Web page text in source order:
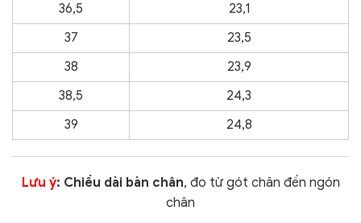
36,5
23,1
37
23,5
38
23,9
38,5
24,3
39
24,8
Lưu ý: Chiều dài bàn chân, đo từ gót chân đến ngón
chân